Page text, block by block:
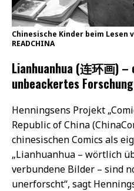
Chinesische Kinder beim Lesen
READCHINA
Lianhuanhua (连环画) –
unbeackertes
Henningsens Projekt
Republic of China
chinesischen Comics als
„Lianhuanhua – wörtlich
verbundene Bilder – sind
unerforscht“, sagt